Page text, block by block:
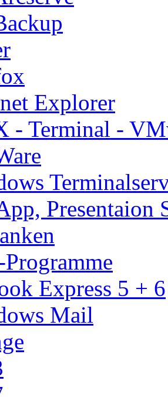
Explorer
- Terminal -
Presentaion
Express 5 + 6
Mail